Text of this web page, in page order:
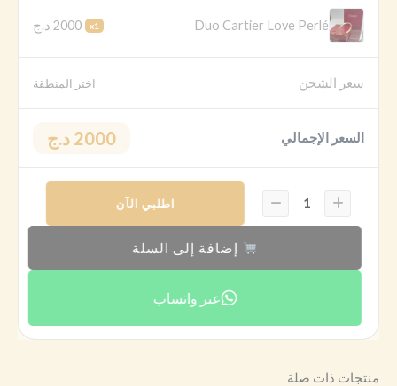
Duo Cartier Love Perlé
x1 2000 د.ج
سعر الشحن اختر المنطقة
السعر الإجمالي 2000 د.ج
اطلبي الآن
إضافة إلى السلة
عبر واتساب
منتجات ذات صلة